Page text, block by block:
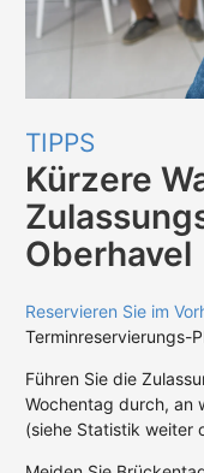
TIPPS
Kürzere
Oberhavel
Reservieren Sie im
Terminreservierungs-
Führen Sie die
Wochentag durch, an
(siehe Statistik weiter